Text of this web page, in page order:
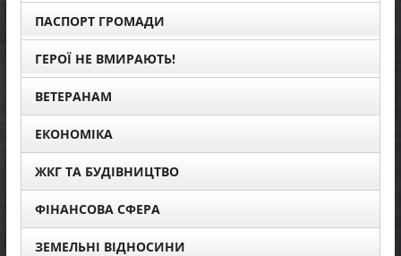
ПАСПОРТ ГРОМАДИ
ГЕРОЇ НЕ ВМИРАЮТЬ!
ВЕТЕРАНАМ
ЕКОНОМІКА
ЖКГ ТА БУДІВНИЦТВО
ФІНАНСОВА СФЕРА
ЗЕМЕЛЬНІ ВІДНОСИНИ